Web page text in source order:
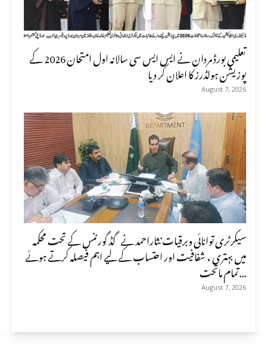
تعلیمی بورڈ مردان نے ایس ایس سی سالانہ اول امتحان 2026 کے
پوزیشن ہولڈرز کا اعلان کر دیا
August 7, 2026
سیکرٹری توانائی وبرقیات نثاراحمد نے گڈ گورننس کے تحت محکمہ
میں بہتری ، شفافیت اور احتساب کے لیے اہم فیصلہ کرتے ہوئے
تمام ماتحت...
August 7, 2026